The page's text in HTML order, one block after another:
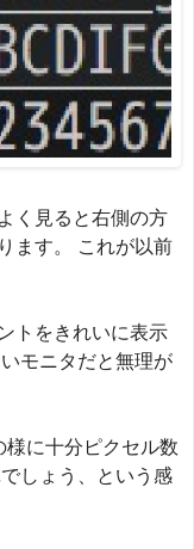
く見ると右側の方
ます。 これが以前
トをきれいに表示
モニタだと無理が
様に十分ピクセル数
しょう、という感